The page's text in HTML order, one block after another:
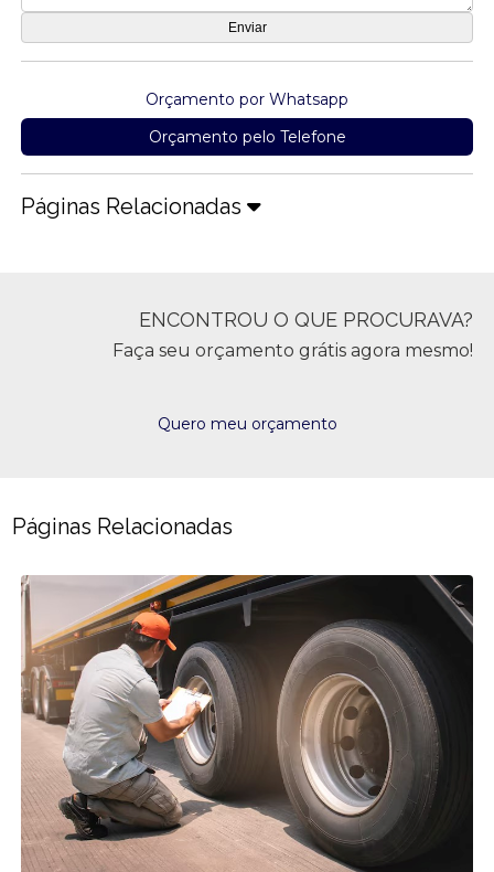
Orçamento por Whatsapp
Orçamento pelo Telefone
Páginas Relacionadas
ENCONTROU O QUE PROCURAVA?
Faça seu orçamento grátis agora mesmo!
Quero meu orçamento
Páginas Relacionadas